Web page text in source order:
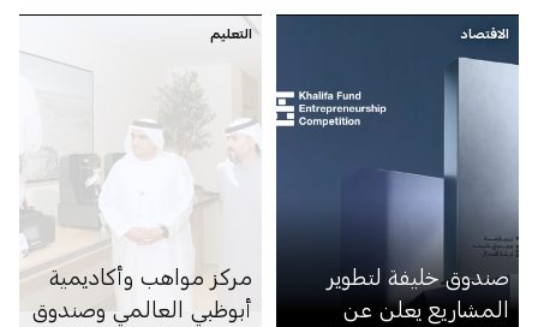
الاقتصاد
صندوق خليفة لتطوير
المشاريع يعلن عن
التعليم
مركز مواهب وأكاديمية
أبوظبي العالمي وصندوق